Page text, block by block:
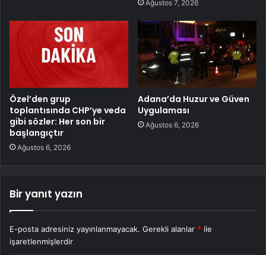
Ağustos 7, 2026
Özel’den grup
toplantısında CHP’ye veda
gibi sözler: Her son bir
başlangıçtır
Ağustos 6, 2026
Adana’da Huzur ve Güven
Uygulaması
Ağustos 6, 2026
Bir yanıt yazın
E-posta adresiniz yayınlanmayacak. Gerekli alanlar * ile
işaretlenmişlerdir